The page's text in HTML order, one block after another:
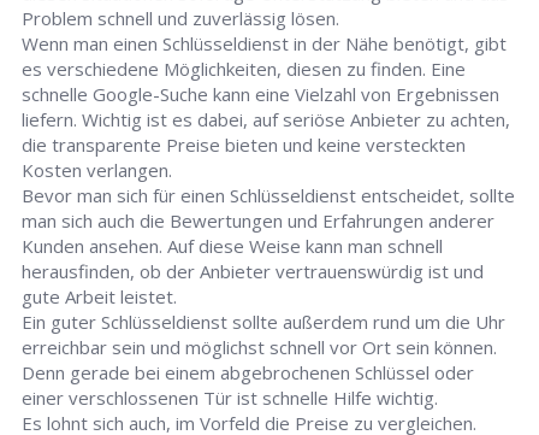
Problem schnell und zuverlässig lösen.
Wenn man einen Schlüsseldienst in der Nähe benötigt, gibt
es verschiedene Möglichkeiten, diesen zu finden. Eine
schnelle Google-Suche kann eine Vielzahl von Ergebnissen
liefern. Wichtig ist es dabei, auf seriöse Anbieter zu achten,
die transparente Preise bieten und keine versteckten
Kosten verlangen.
Bevor man sich für einen Schlüsseldienst entscheidet, sollte
man sich auch die Bewertungen und Erfahrungen anderer
Kunden ansehen. Auf diese Weise kann man schnell
herausfinden, ob der Anbieter vertrauenswürdig ist und
gute Arbeit leistet.
Ein guter Schlüsseldienst sollte außerdem rund um die Uhr
erreichbar sein und möglichst schnell vor Ort sein können.
Denn gerade bei einem abgebrochenen Schlüssel oder
einer verschlossenen Tür ist schnelle Hilfe wichtig.
Es lohnt sich auch, im Vorfeld die Preise zu vergleichen.